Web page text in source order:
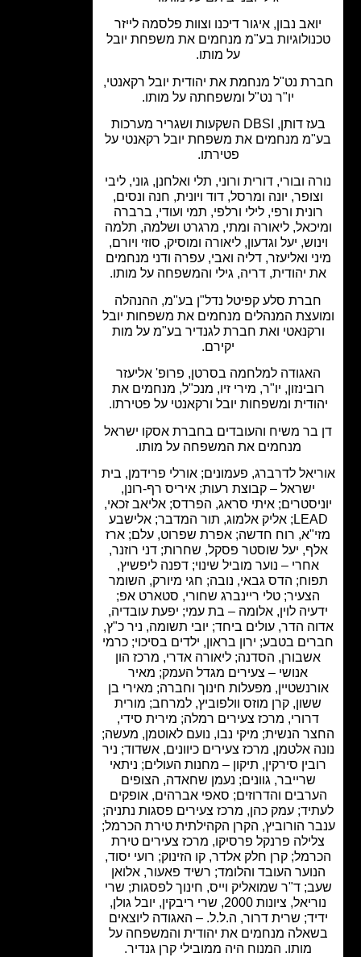
נבון, איגור דיכנו וצוות פלסמה לייזר
בע"מ מנחמים את משפחת יובל
על מותו.
נט"ל מנחמת את יהודית יובל רקאנטי,
יו"ר נט"ל ומשפחתה על מותו.
בעז דותן, DBSI השקעות ושגריר מערכות
מנחמים את משפחת יובל רקאנטי על
ובורי, דורית ורוני, תלי ואלחנן, גוני, ליבי
יונה ומרסל, דוד ויונית, חנה ונסים,
ורפי, לילי ורלפי, תמי ועודי, ברברה
ליאורה ומתי, מרגרט ושלמה, תלמה
יעל וגדעון, ליאורה ומוסיק, סוזי ויורם,
ואליעזר, דליה ואבי, עפרה ודני מנחמים
יהודית, דריה, גילי והמשפחה על מותו.
סלע קפיטל נדל"ן בע"מ, ההנהלה
המנהלים מנחמים את משפחות יובל
ואת חברת לגנדיר בע"מ על מות
למלחמה בסרטן, פרופ' אליעזר
יו"ר, מירי זיו, מנכ"ל, מנחמים את
ומשפחות יובל ורקאנטי על פטירתו.
בר משיח והעובדים בחברת אסקו ישראל
מנחמים את המשפחה על מותו.
לדרברג, פעמונים; אורלי פרידמן, בית
ישראל – קבוצת רעות; איריס רף-רונן,
איתי סראג, הפרדס; אליאב זכאי,
LEAD; אליק אלמוג, תור המדבר; אלישבע
רוח חדשה; אפרת שפרוט, עלם; ארז
יעל שוסטר פסקל, שחרות; דני רוזנר,
אחרי – נוער מוביל שינוי; דפנה ליפשיץ,
הדס גבאי, נובה; חגי מיורק, השומר
טלי ריינברג שחורי, סטארט אפ;
לוין, אלומה – בת עמי; יפעת עובדיה,
הדר, עולים ביחד; יובי תשומה, ניר כ"ץ,
בטבע; ירון בראון, ילדים בסיכוי; כרמי
הסדנה; ליאורה אדרי, מרכז הון
אנושי – צעירים מגדל העמק; מאיר
מפעלות חינוך וחברה; מאירי בן
קרן מוזס וולפוביץ, למרחב; מורית
דרורי, מרכז צעירים רמלה; מירית סידי,
הנשית; מיקי נבו, נועם לאוטמן, מעשה;
אלטמן, מרכז צעירים כיוונים, אשדוד; ניר
סירקין, תיקון – מחנות העולים; ניתאי
שרייבר, גוונים; נעמן שחאדה, הצופים
והדרוזים; סאפי אברהים, אופקים
עמק כהן, מרכז צעירים פסגות נתניה;
הורוביץ, הקרן הקהילתית טירת הכרמל;
פרנקל פרסיקו, מרכז צעירים טירת
קרן חלק אלדר, קו הזינוק; רועי יסוד,
העובד והלומד; רשיד פאעור, אלואן
ד"ר שמואליק וייס, חינוך לפסגות; שרי
נוריאל, ציונות 2000, שרי ריבקין, יובל גולן,
שרית דרור, ה.ל.ל. – האגודה ליוצאים
מנחמים את יהודית והמשפחה על
מותו. המנוח היה ממובילי קרן גנדיר.